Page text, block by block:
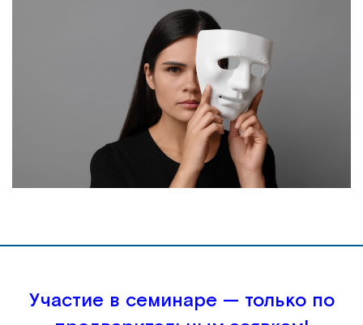
Участие в семинаре — только по